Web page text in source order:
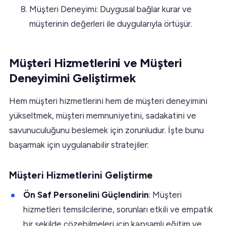
Müşteri Deneyimi: Duygusal bağlar kurar ve
müşterinin değerleri ile duygularıyla örtüşür.
Müşteri Hizmetlerini ve Müşteri
Deneyimini Geliştirmek
Hem müşteri hizmetlerini hem de müşteri deneyimini
yükseltmek, müşteri memnuniyetini, sadakatini ve
savunuculuğunu beslemek için zorunludur. İşte bunu
başarmak için uygulanabilir stratejiler:
Müşteri Hizmetlerini Geliştirme
Ön Saf Personelini Güçlendirin: Müşteri
hizmetleri temsilcilerine, sorunları etkili ve empatik
bir şekilde çözebilmeleri için kapsamlı eğitim ve